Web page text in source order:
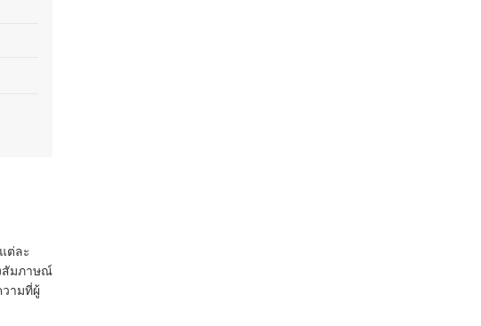
ต่ละ
สัมภาษณ์
ามที่ผู้